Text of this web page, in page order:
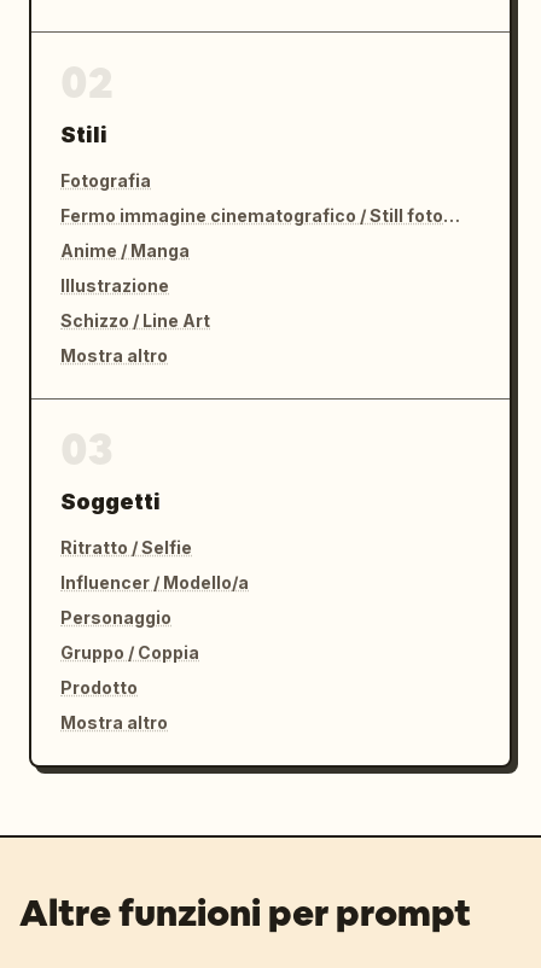
Stili
Fotografia
Fermo immagine cinematografico / Still fotografico
Anime / Manga
Illustrazione
Schizzo / Line Art
Mostra altro
Soggetti
Ritratto / Selfie
Influencer / Modello/a
Personaggio
Gruppo / Coppia
Prodotto
Mostra altro
Altre funzioni per prompt